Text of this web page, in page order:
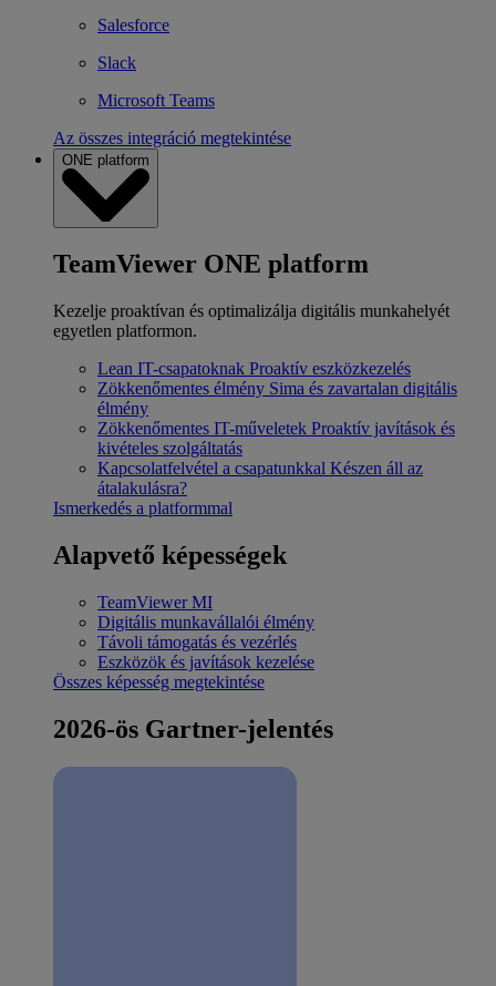
Salesforce
Slack
Microsoft Teams
Az összes integráció megtekintése
ONE platform
TeamViewer ONE platform
Kezelje proaktívan és optimalizálja digitális munkahelyét
egyetlen platformon.
Lean IT-csapatoknak Proaktív eszközkezelés
Zökkenőmentes élmény Sima és zavartalan digitális
élmény
Zökkenőmentes IT-műveletek Proaktív javítások és
kivételes szolgáltatás
Kapcsolatfelvétel a csapatunkkal Készen áll az
átalakulásra?
Ismerkedés a platformmal
Alapvető képességek
TeamViewer MI
Digitális munkavállalói élmény
Távoli támogatás és vezérlés
Eszközök és javítások kezelése
Összes képesség megtekintése
2026-ös Gartner-jelentés